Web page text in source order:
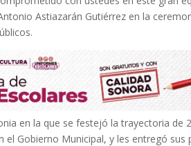
Astiazarán Gutiérrez en la
en la que se festejó la trayectoria de
Gobierno Municipal, y les entregó sus